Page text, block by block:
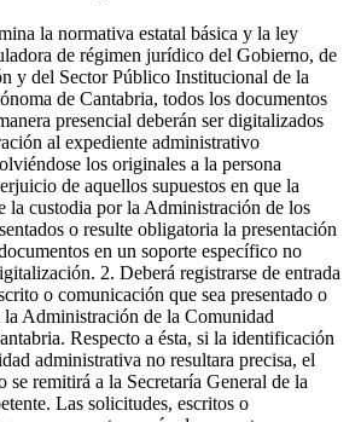
la normativa estatal básica y la ley
de régimen jurídico del Gobierno, de
y del Sector Público Institucional de la
de Cantabria, todos los documentos
presencial deberán ser digitalizados
al expediente administrativo
los originales a la persona
de aquellos supuestos en que la
la custodia por la Administración de los
o resulte obligatoria la presentación
en un soporte específico no
2. Deberá registrarse de entrada
o comunicación que sea presentado o
la Administración de la Comunidad
Respecto a ésta, si la identificación
administrativa no resultara precisa, el
se remitirá a la Secretaría General de la
Las solicitudes, escritos o